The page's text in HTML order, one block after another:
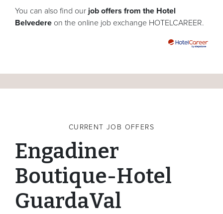
You can also find our job offers from the Hotel
Belvedere on the online job exchange HOTELCAREER.
CURRENT JOB OFFERS
Engadiner
Boutique-Hotel
GuardaVal